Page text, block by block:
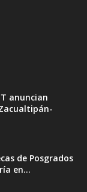
anuncian
de Posgrados
en...